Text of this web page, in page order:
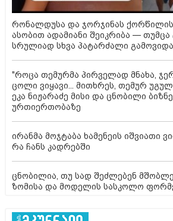
რონალდუსა და ჯორჯინას
ასობით ადამიანი შეიკრიბა —
სრულიად სხვა პატარძალი გამოვიდა
"როცა თემურმა პირველად მნახა,
ცოლი ვიყავი... მითხრეს, თემურ
ეკა ნიჟარაძე მისი და ცნობილი
ურთიერთობაზე
ირანმა მოჯტაბა ხამენეის იშვიათი
რა ჩანს კადრებში
ცნობილია, თუ სად შეძლებენ
ზომისა და მოდელის სასკოლო